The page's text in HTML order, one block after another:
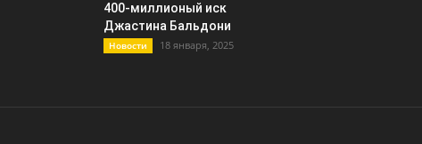
400-миллионый иск
Джастина Бальдони
Новости 18 января, 2025